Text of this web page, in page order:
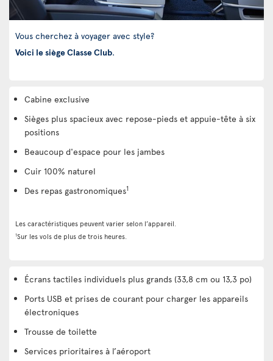
Vous cherchez à voyager avec style?
Voici le siège Classe Club.
Cabine exclusive
Sièges plus spacieux avec repose-pieds et appuie-tête à six
positions
Beaucoup d'espace pour les jambes
Cuir 100% naturel
Des repas gastronomiques1
Les caractéristiques peuvent varier selon l’appareil.
1Sur les vols de plus de trois heures.
Écrans tactiles individuels plus grands (33,8 cm ou 13,3 po)
Ports USB et prises de courant pour charger les appareils
électroniques
Trousse de toilette
Services prioritaires à l’aéroport